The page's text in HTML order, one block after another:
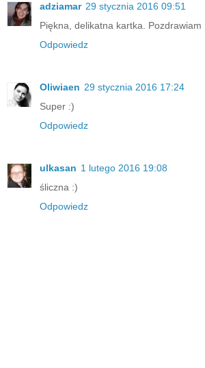
adziamar 29 stycznia 2016 09:51
Piękna, delikatna kartka. Pozdrawiam
Odpowiedz
Oliwiaen 29 stycznia 2016 17:24
Super :)
Odpowiedz
ulkasan 1 lutego 2016 19:08
śliczna :)
Odpowiedz